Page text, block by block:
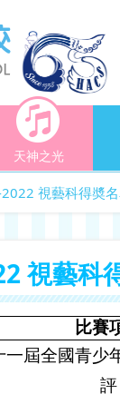
天神之光
視藝科得奬
視藝科
比賽
一屆全國青少
評